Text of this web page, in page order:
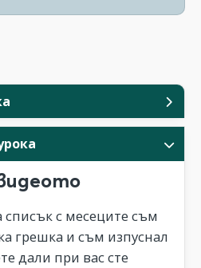
с месеците съм
грешка и съм изпуснал
дали при вас сте